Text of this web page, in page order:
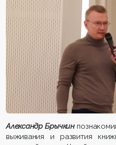
Александр Брычкин
выживания и развития